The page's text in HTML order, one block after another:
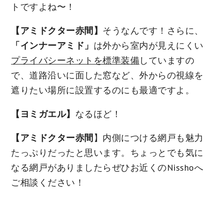
トですよね〜！
【アミドクター赤間】 そうなんです！さらに、
「インナーアミド」 は外から室内が見えにくい
プライバシーネットを標準装備していますの
で、道路沿いに面した窓など、外からの視線を
遮りたい場所に設置するのにも最適ですよ。
【ヨミガエル】 なるほど！
【アミドクター赤間】内側につける網戸も魅力
たっぷりだったと思います。ちょっとでも気に
なる網戸がありましたらぜひお近くのNisshoへ
ご相談ください！